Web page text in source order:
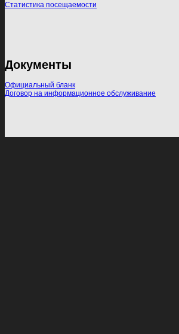
Статистика посещаемости
Документы
Официальный бланк
Договор на информационное обслуживание